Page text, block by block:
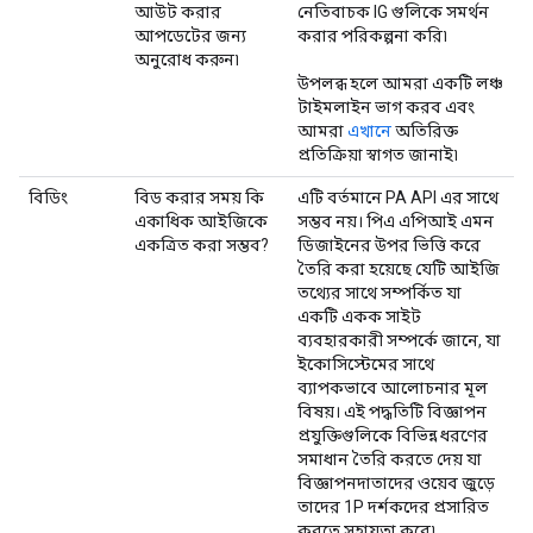
আউট করার
আপডেটের জন্য
অনুরোধ করুন৷
নেতিবাচক IG গুলিকে সমর্থন
করার পরিকল্পনা করি৷
উপলব্ধ হলে আমরা একটি লঞ্চ
টাইমলাইন ভাগ করব এবং
আমরাএখানেঅতিরিক্ত
প্রতিক্রিয়া স্বাগত জানাই৷
বিডিং
বিড করার সময় কি
একাধিক আইজিকে
একত্রিত করা সম্ভব?
এটি বর্তমানে PA API এর সাথে
সম্ভব নয়। পিএ এপিআই এমন
ডিজাইনের উপর ভিত্তি করে
তৈরি করা হয়েছে যেটি আইজি
তথ্যের সাথে সম্পর্কিত যা
একটি একক সাইট
ব্যবহারকারী সম্পর্কে জানে, যা
ইকোসিস্টেমের সাথে
ব্যাপকভাবে আলোচনার মূল
বিষয়। এই পদ্ধতিটি বিজ্ঞাপন
প্রযুক্তিগুলিকে বিভিন্ন ধরণের
সমাধান তৈরি করতে দেয় যা
বিজ্ঞাপনদাতাদের ওয়েব জুড়ে
তাদের 1P দর্শকদের প্রসারিত